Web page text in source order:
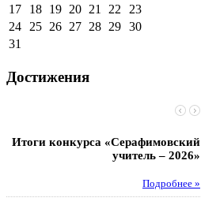
17
18 19 20 21 22 23
24 25 26 27 28 29 30
31
Достижения
Итоги конкурса «Серафимовский
учитель – 2026»
Подробнее »